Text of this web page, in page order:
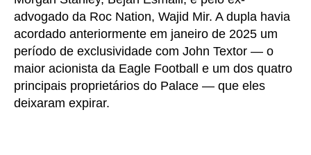
advogado da Roc Nation, Wajid Mir. A dupla havia
acordado anteriormente em janeiro de 2025 um
período de exclusividade com John Textor — o
maior acionista da Eagle Football e um dos quatro
principais proprietários do Palace — que eles
deixaram expirar.